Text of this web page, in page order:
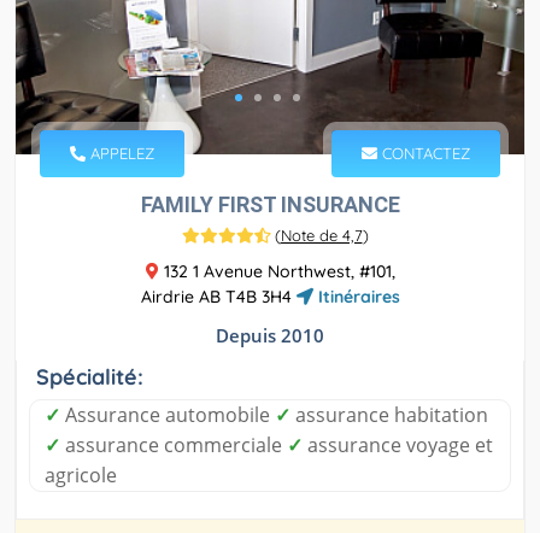
APPELEZ CONTACTEZ
FAMILY FIRST INSURANCE
(Note de 4,7)
132 1 Avenue Northwest, #101,
Airdrie AB T4B 3H4
Itinéraires
Depuis 2010
Spécialité:
✓ Assurance automobile ✓ assurance habitation
✓ assurance commerciale ✓ assurance voyage et
agricole